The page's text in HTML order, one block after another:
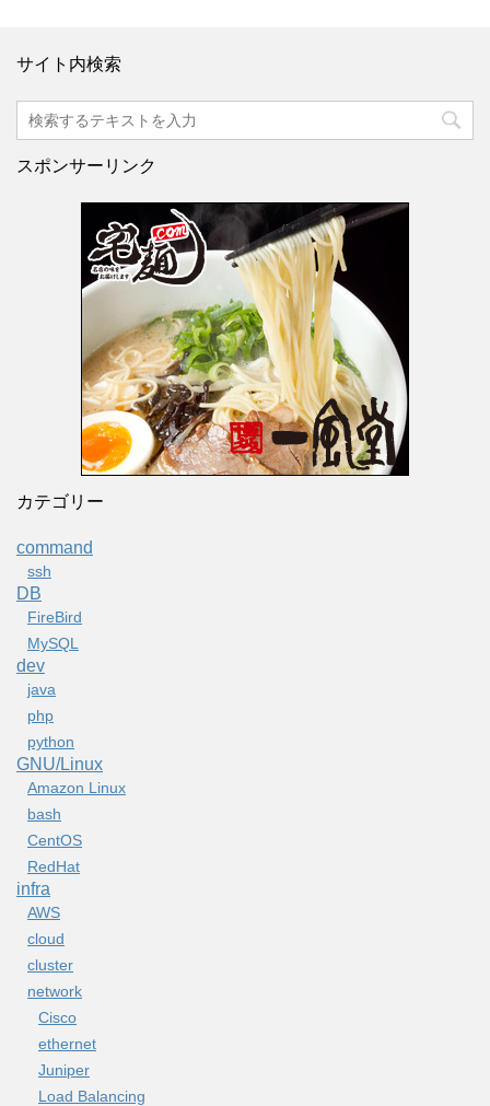
サイト内検索
スポンサーリンク
カテゴリー
command
ssh
DB
FireBird
MySQL
dev
java
php
python
GNU/Linux
Amazon Linux
bash
CentOS
RedHat
infra
AWS
cloud
cluster
network
Cisco
ethernet
Juniper
Load Balancing